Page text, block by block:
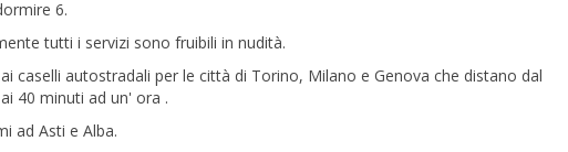
6.
tutti i servizi sono fruibili in nudità.
caselli autostradali per le città di Torino, Milano e Genova che distano dal
40 minuti ad un' ora .
ad Asti e Alba.